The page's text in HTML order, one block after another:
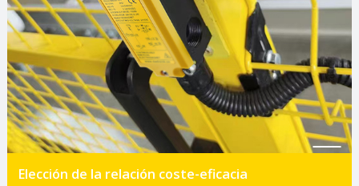
Elección de la relación coste-eficacia